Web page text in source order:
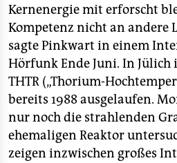
Kernenergie mit erforscht
Kompetenz nicht an andere
sagte Pinkwart in einem
Hörfunk Ende Juni. In Jülich
THTR („Thorium-
bereits 1988 ausgelaufen.
nur noch die strahlenden
ehemaligen Reaktor
zeigen inzwischen großes